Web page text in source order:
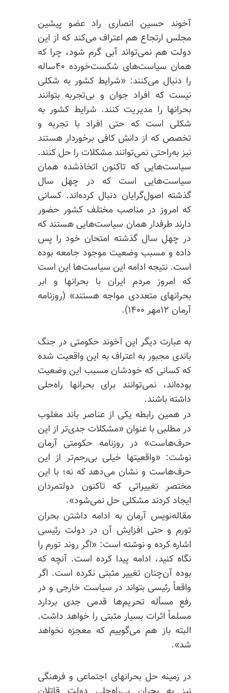
آخوند حسین انصاری راد عضو پیشین
مجلس ارتجاع هم اعتراف می‌کند که از این
دولت هم نمی‌تواند آبی گرم شود، چرا که
همان سیاست‌های شکست‌خورده ۴۰ساله
را دنبال می‌کنند: «شرایط کشور به شکلی
نیست که افراد جوان و بی‌تجربه بتوانند
بحرانها را مدیریت کنند. شرایط کشور به
شکلی است که حتی افراد با تجربه و
تخصص که از دانش کافی برخوردار هستند
نیز به‌راحتی نمی‌توانند مشکلات را حل کنند.
سیاست‌هایی که تاکنون اتخاذشده همان
سیاست‌هایی است که در چهل سال
گذشته اصول‌گرایان دنبال کرده‌اند. کسانی
که امروز در مناصب مختلف کشور حضور
دارند طرفدار همان سیاست‌هایی هستند که
در چهل سال گذشته امتحان خود را پس
داده و مسبب وضعیت موجود جامعه بوده
است. نتیجه ادامه این سیاست‌ها این است
که امروز مردم ایران با بحرانها و ابر
بحرانهای متعددی مواجه هستند» (روزنامه
آرمان ۱۲مهر ۱۴۰۰).
به عبارت دیگر این آخوند حکومتی در جنگ
باندی مجبور به اعتراف به این واقعیت شده
که کسانی که خودشان مسبب این وضعیت
بوده‌اند، نمی‌توانند برای بحرانها راه‌حلی
داشته باشند.
در همین رابطه یکی از عناصر باند مغلوب
در مطلبی با عنوان «مشکلات جدی‌تر از این
حرف‌هاست» در روزنامه حکومتی آرمان
نوشت: «واقعیتها خیلی بی‌رحم‌تر از این
حرف‌هاست و نشان می‌دهد که نه؛ با این
مختصر تغییراتی که تاکنون دولتمردان
ایجاد کردند مشکلی حل نمی‌شود».
مقاله‌نویس آرمان به ادامه داشتن بحران
تورم و حتی افزایش آن در دولت رئیسی
اشاره کرده و نوشته است: «اگر روند تورم را
نگاه کنید، ادامه پیدا کرده است. آنچه که
بوده آن‌چنان تغییر مثبتی نکرده است. اگر
واقعاً رئیسی بتواند در سیاست خارجی و در
رفع مسأله تحریم‌ها قدمی جدی بردارد
مسلماً اثرات بسیار مثبتی را خواهد داشت.
البته باز هم می‌گوییم که معجزه نخواهد
شد».
در زمینه حل بحرانهای اجتماعی و فرهنگی